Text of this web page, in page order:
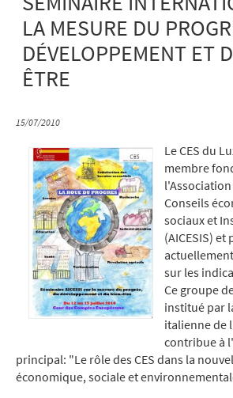
LA MESURE DU
DÉVELOPPEMENT ET
ÊTRE
15/07/2010
Le CES du
membre
l'
Conseils
sociaux et
(AICESIS) et
sur les
Ce groupe
institué par
italienne de
contribue à
principal: "Le rôle des CES dans la
économique, sociale et